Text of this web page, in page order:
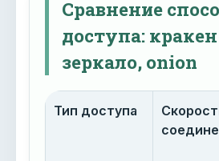
Сравнение
доступа:
зеркало, onion
Тип доступа